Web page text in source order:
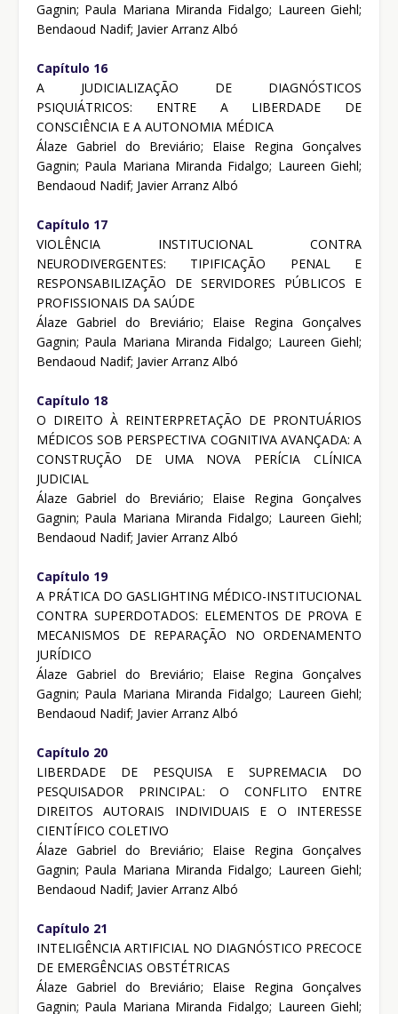
Gagnin; Paula Mariana Miranda Fidalgo; Laureen Giehl;
Bendaoud Nadif; Javier Arranz Albó
Capítulo 16
A JUDICIALIZAÇÃO DE DIAGNÓSTICOS
PSIQUIÁTRICOS: ENTRE A LIBERDADE DE
CONSCIÊNCIA E A AUTONOMIA MÉDICA
Álaze Gabriel do Breviário; Elaise Regina Gonçalves
Gagnin; Paula Mariana Miranda Fidalgo; Laureen Giehl;
Bendaoud Nadif; Javier Arranz Albó
Capítulo 17
VIOLÊNCIA INSTITUCIONAL CONTRA
NEURODIVERGENTES: TIPIFICAÇÃO PENAL E
RESPONSABILIZAÇÃO DE SERVIDORES PÚBLICOS E
PROFISSIONAIS DA SAÚDE
Álaze Gabriel do Breviário; Elaise Regina Gonçalves
Gagnin; Paula Mariana Miranda Fidalgo; Laureen Giehl;
Bendaoud Nadif; Javier Arranz Albó
Capítulo 18
O DIREITO À REINTERPRETAÇÃO DE PRONTUÁRIOS
MÉDICOS SOB PERSPECTIVA COGNITIVA AVANÇADA: A
CONSTRUÇÃO DE UMA NOVA PERÍCIA CLÍNICA
JUDICIAL
Álaze Gabriel do Breviário; Elaise Regina Gonçalves
Gagnin; Paula Mariana Miranda Fidalgo; Laureen Giehl;
Bendaoud Nadif; Javier Arranz Albó
Capítulo 19
A PRÁTICA DO GASLIGHTING MÉDICO-INSTITUCIONAL
CONTRA SUPERDOTADOS: ELEMENTOS DE PROVA E
MECANISMOS DE REPARAÇÃO NO ORDENAMENTO
JURÍDICO
Álaze Gabriel do Breviário; Elaise Regina Gonçalves
Gagnin; Paula Mariana Miranda Fidalgo; Laureen Giehl;
Bendaoud Nadif; Javier Arranz Albó
Capítulo 20
LIBERDADE DE PESQUISA E SUPREMACIA DO
PESQUISADOR PRINCIPAL: O CONFLITO ENTRE
DIREITOS AUTORAIS INDIVIDUAIS E O INTERESSE
CIENTÍFICO COLETIVO
Álaze Gabriel do Breviário; Elaise Regina Gonçalves
Gagnin; Paula Mariana Miranda Fidalgo; Laureen Giehl;
Bendaoud Nadif; Javier Arranz Albó
Capítulo 21
INTELIGÊNCIA ARTIFICIAL NO DIAGNÓSTICO PRECOCE
DE EMERGÊNCIAS OBSTÉTRICAS
Álaze Gabriel do Breviário; Elaise Regina Gonçalves
Gagnin; Paula Mariana Miranda Fidalgo; Laureen Giehl;